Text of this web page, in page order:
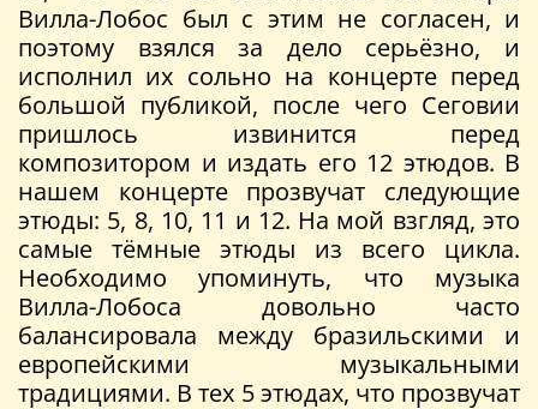
Вилла-Лобос был с этим не согласен, и
поэтому взялся за дело серьёзно, и
исполнил их сольно на концерте перед
большой публикой, после чего Сеговии
пришлось извинится перед
композитором и издать его 12 этюдов. В
нашем концерте прозвучат следующие
этюды: 5, 8, 10, 11 и 12. На мой взгляд, это
самые тёмные этюды из всего цикла.
Необходимо упоминуть, что музыка
Вилла-Лобоса довольно часто
балансировала между бразильскими и
европейскими музыкальными
традициями. В тех 5 этюдах, что прозвучат